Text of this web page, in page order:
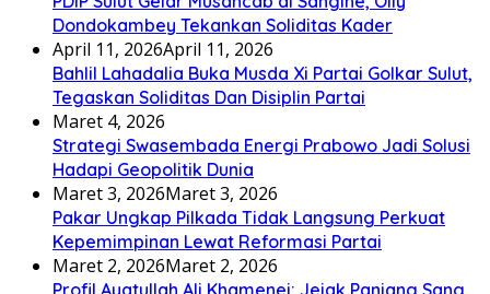
Dondokambey Tekankan Soliditas Kader
April 11, 2026April 11, 2026
Bahlil Lahadalia Buka Musda Xi Partai Golkar Sulut,
Tegaskan Soliditas Dan Disiplin Partai
Maret 4, 2026
Strategi Swasembada Energi Prabowo Jadi Solusi
Hadapi Geopolitik Dunia
Maret 3, 2026Maret 3, 2026
Pakar Ungkap Pilkada Tidak Langsung Perkuat
Kepemimpinan Lewat Reformasi Partai
Maret 2, 2026Maret 2, 2026
Profil Ayatullah Ali Khamenei: Jejak Panjang Sang